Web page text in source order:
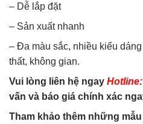
– Dễ lắp đặt
– Sản xuất nhanh
– Đa màu sắc, nhiều kiểu
thất, không gian.
Vui lòng liên hệ ngay Hotline:
vấn và báo giá chính xác
Tham khảo thêm những